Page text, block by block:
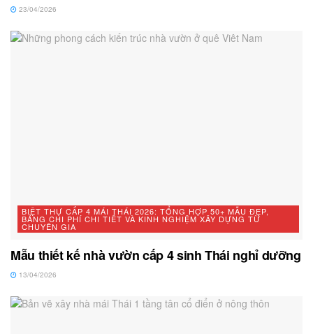
23/04/2026
BIỆT THỰ CẤP 4 MÁI THÁI 2026: TỔNG HỢP 50+ MẪU ĐẸP,
BẢNG CHI PHÍ CHI TIẾT VÀ KINH NGHIỆM XÂY DỰNG TỪ
CHUYÊN GIA
Mẫu thiết kế nhà vườn cấp 4 sinh Thái nghỉ dưỡng
13/04/2026